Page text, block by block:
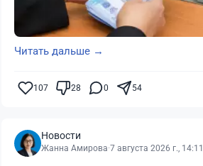
Читать дальше →
107 28 0 54
Новости
Жанна Амирова·7 августа 2026 г., 14:11